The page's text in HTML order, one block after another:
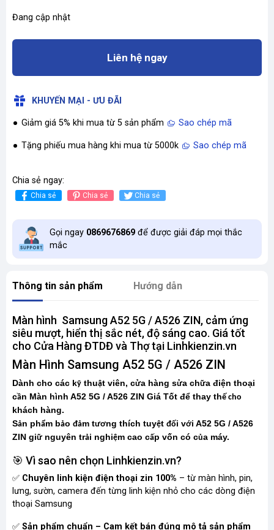
Đang cập nhật
Liên hệ ngay
KHUYẾN MẠI - ƯU ĐÃI
Giảm giá 5% khi mua từ 5 sản phẩm Sao chép mã
Tặng phiếu mua hàng khi mua từ 5000k Sao chép mã
Chia sẻ ngay:
Chia sẻ Chia sẻ Chia sẻ
Gọi ngay 0869676869 để được giải đáp mọi thắc
mắc
Thông tin sản phẩm Hướng dẫn
Màn hình Samsung A52 5G / A526 ZIN, cảm ứng
siêu mượt, hiển thị sắc nét, độ sáng cao. Giá tốt
cho Cửa Hàng ĐTDĐ và Thợ tại Linhkienzin.vn
Màn Hình Samsung A52 5G / A526 ZIN
Dành cho các kỹ thuật viên, cửa hàng sửa chữa điện thoại
cần Màn hình A52 5G / A526 ZIN Giá Tốt để thay thế cho
khách hàng.
Sản phẩm bảo đảm tương thích tuyệt đối với A52 5G / A526
ZIN giữ nguyên trải nghiệm cao cấp vốn có của máy.
🎯 Vì sao nên chọn Linhkienzin.vn?
✅ Chuyên linh kiện điện thoại zin 100% – từ màn hình, pin,
lưng, sườn, camera đến từng linh kiện nhỏ cho các dòng điện
thoại Samsung
✅ Sản phẩm chuẩn – Cam kết bán đúng mô tả sản phẩm